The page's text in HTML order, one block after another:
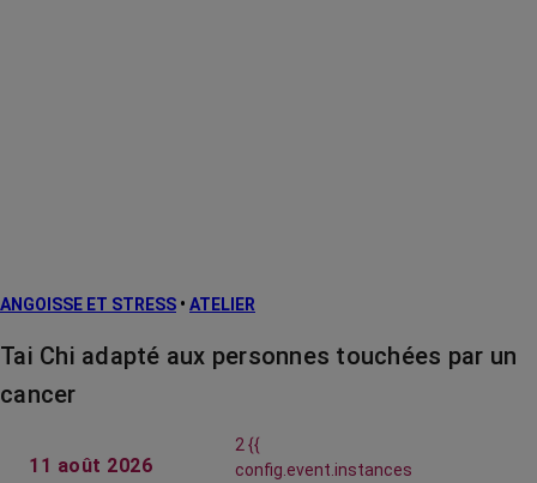
ANGOISSE ET STRESS • ATELIER
Tai Chi adapté aux personnes touchées par un
cancer
11 août 2026
2 {{
config.event.instances